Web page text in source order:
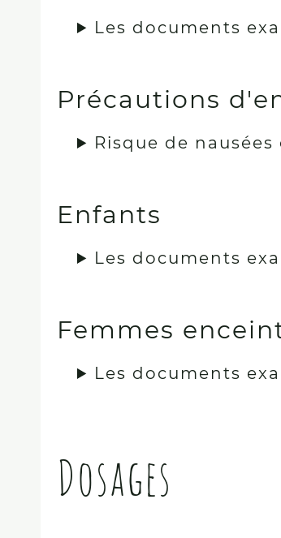
Les documents
Précautions
Risque de
Enfants
Les documents
Femmes
Les documents
Dosages